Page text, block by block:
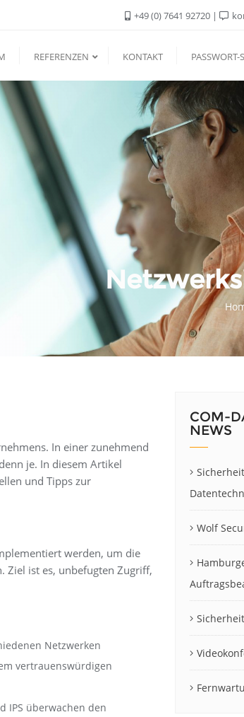
+49 (0) 7641 92720
REFERENZEN KONTAKT
In einer zunehmend
je. In diesem Artikel
und Tipps zur
werden, um die
Ziel ist es, unbefugten Zugriff,
Netzwerken
vertrauenswürdigen
IPS überwachen den
COM-
NEWS
Wolf